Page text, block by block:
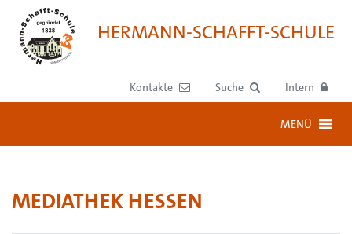
HERMANN-SCHAFFT-SCHULE
Kontakte Suche Intern
MENÜ
MEDIATHEK HESSEN